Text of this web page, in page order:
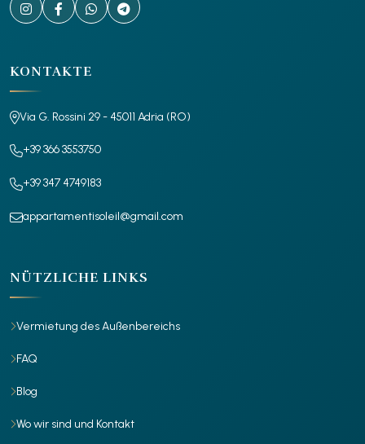
KONTAKTE
Via G. Rossini 29 - 45011 Adria (RO)
+39 366 3553750
+39 347 4749183
appartamentisoleil@gmail.com
NÜTZLICHE LINKS
Vermietung des Außenbereichs
FAQ
Blog
Wo wir sind und Kontakt